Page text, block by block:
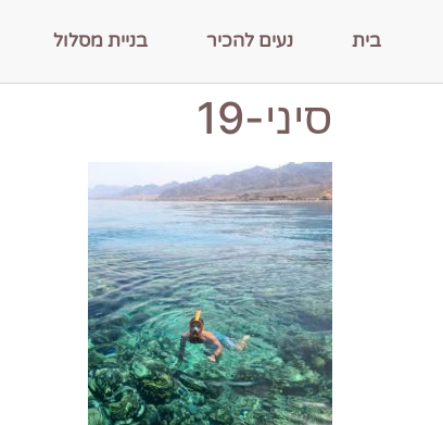
בית נעים להכיר בניית מסלול
סיני-19